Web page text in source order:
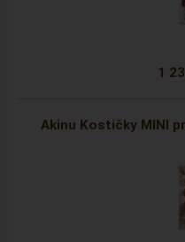
1
Akinu Kostičky MINI